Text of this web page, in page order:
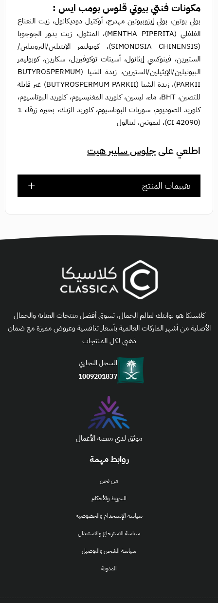
مكونات فنتي بيوتي قلوس بومب ايس :
بولي بوتين، بولي إيزوبيوتين مهدرج، أوكتيل دوديكانول، زيت النعناع
الفلفلي (MENTHA PIPERITA)، المنثول، زيت بذور الجوجوبا
(SIMONDSIA CHINENSIS)، كوبوليمر الإيثيلين/البروبيلين/
الستيرين، فينوكسي إيثانول، أسيتات توكوفيريل، سكارين، كوبوليمر
البيوتيلين/الإيثيلين/الستيرين، زبدة الشيا (BUTYROSPERMUM
PARKII)، زبدة الشيا (BUTYROSPERMUM PARKII) غير قابلة
للتصبن، BHT، ماء، ليسين، كلوريد المغنيسيوم، كلوريد البوتاسيوم،
كلوريد الصوديوم، سوربات البوتاسيوم، كلوريد الزنك، بحيرة زرقاء 1
(CI 42090)، ليمونين، لينالول
اطلعي علىجلوس سليبر هيت
تقييمات المنتج
روابط مهمة
من نحن
الشروط والأحكام
سياسة الإستخدام والخصوصية
سياسة الاسترجاع والاستبدال
سياسة الشحن والتوصيل
المدونة
كلاسيكا هو بوابتك لعالم الجمال، تسوق أفضل منتجات العناية والجمال
الأصلية من أشهر الماركات العالمية بأسعار تنافسية وعروض مميزة مع ضمان
ذهبي لكل المنتجات
السجل التجاري
1009201837
موثق لدى منصة الأعمال